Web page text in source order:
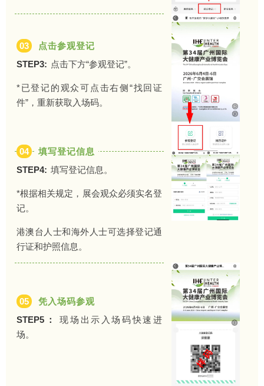
03
点击参观登记
STEP3: 点击下方“参观登记”。
*已登记的观众可点击右侧“找回证
件”，重新获取入场码。
04
填写登记信息
STEP4: 填写登记信息。
*根据相关规定，展会观众必须实名登
记。
港澳台人士和海外人士可选择登记通
行证和护照信息。
05
凭入场码参观
STEP5：
现场出示入场码快速进
场。